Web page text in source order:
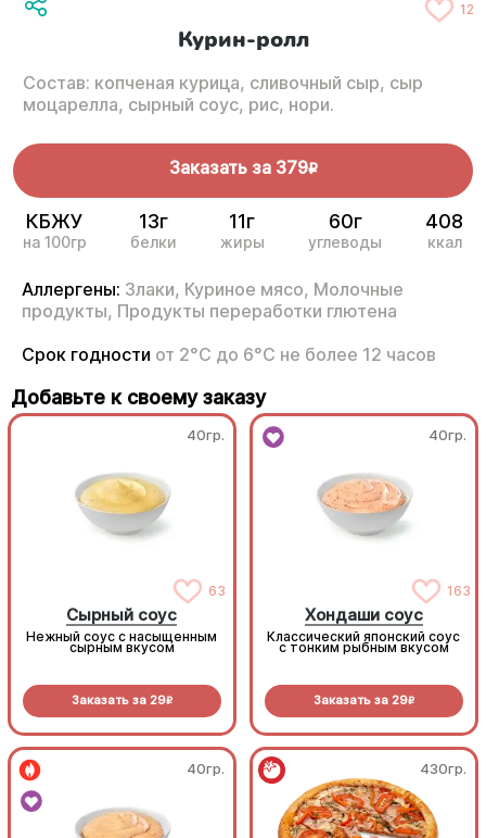
12
Курин-ролл
Состав: копченая курица, сливочный сыр, сыр
моцарелла, сырный соус, рис, нори.
Заказать за 379R
КБЖУ
на 100гр
13г
белки
11г
жиры
60г
углеводы
408
ккал
Аллергены: Злаки, Куриное мясо, Молочные
продукты, Продукты переработки глютена
Срок годности от 2°С до 6°С не более 12 часов
Добавьте к своему заказу
40гр.
63
Сырный соус
Нежный соус с насыщенным
сырным вкусом
Заказать за 29R
40гр.
163
Хондаши соус
Классический японский соус
с тонким рыбным вкусом
Заказать за 29R
40гр. 430гр.